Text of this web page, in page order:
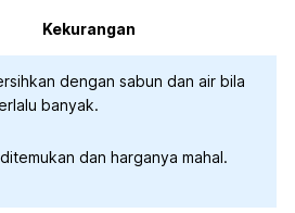
Kekurangan
dengan sabun dan air bila
banyak.
dan harganya mahal.